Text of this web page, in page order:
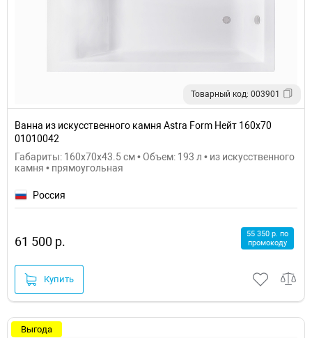
Товарный код: 003901
Ванна из искусственного камня Astra Form Нейт 160х70
01010042
Габариты: 160x70x43.5 см • Объем: 193 л • из искусственного
камня • прямоугольная
Россия
61 500 р.
55 350 р. по
промокоду
Купить
Выгода